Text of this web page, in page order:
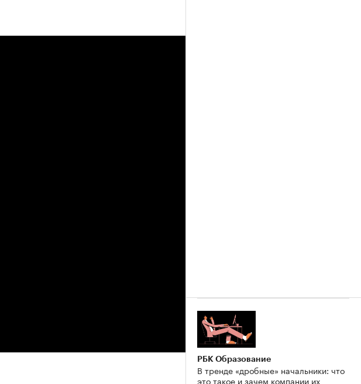
РБК Образование
В тренде «дробные» начальники: что
это такое и зачем компании их